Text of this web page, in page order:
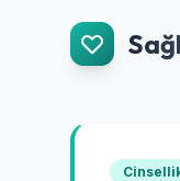
İçeriğe Git